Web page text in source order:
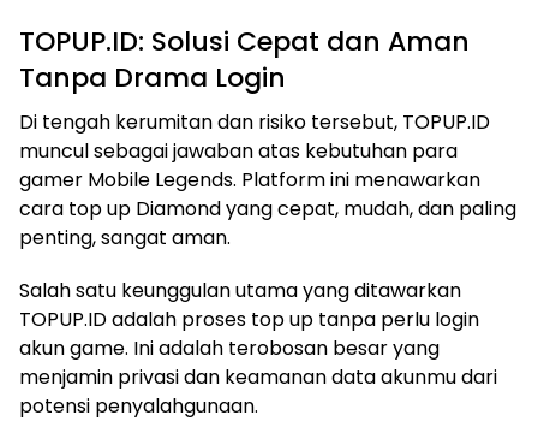
TOPUP.ID: Solusi Cepat dan Aman
Tanpa Drama Login
Di tengah kerumitan dan risiko tersebut, TOPUP.ID
muncul sebagai jawaban atas kebutuhan para
gamer Mobile Legends. Platform ini menawarkan
cara top up Diamond yang cepat, mudah, dan paling
penting, sangat aman.
Salah satu keunggulan utama yang ditawarkan
TOPUP.ID adalah proses top up tanpa perlu login
akun game. Ini adalah terobosan besar yang
menjamin privasi dan keamanan data akunmu dari
potensi penyalahgunaan.